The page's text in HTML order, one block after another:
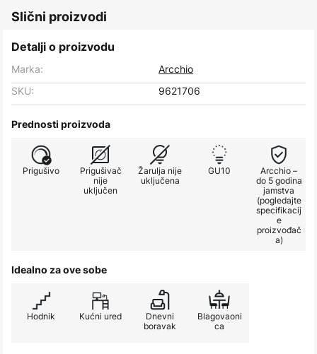
Slični proizvodi
Detalji o proizvodu
Marka:
Arcchio
SKU:
9621706
Prednosti proizvoda
Prigušivo
Prigušivač
nije
uključen
Žarulja nije
uključena
GU10
Arcchio –
do 5 godina
jamstva
(pogledajte
specifikacij
e
proizvođač
a)
Idealno za ove sobe
Hodnik Kućni ured
Dnevni
boravak
Blagovaoni
ca